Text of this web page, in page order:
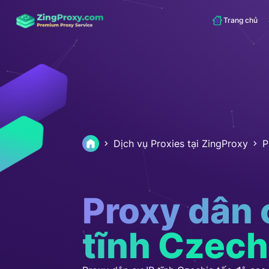
Trang chủ
Dịch vụ Proxies tại ZingProxy
Proxy dân
tĩnh